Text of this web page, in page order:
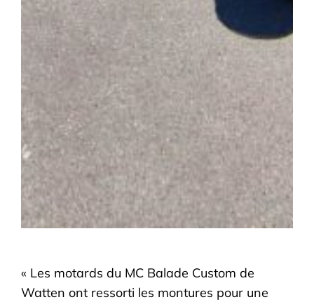
« Les motards du MC Balade Custom de
Watten ont ressorti les montures pour une